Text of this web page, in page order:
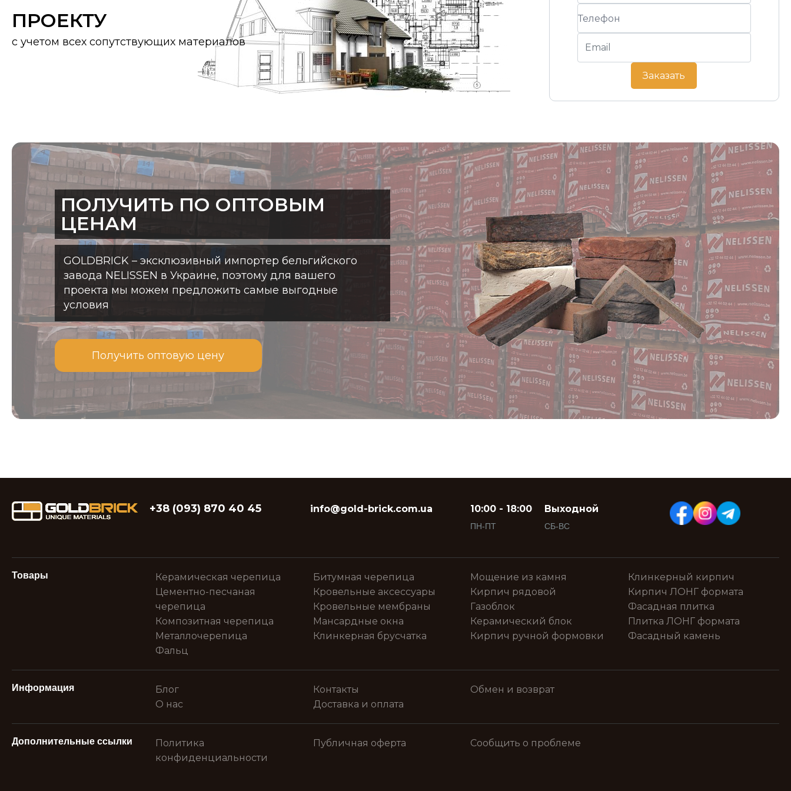
ПРОЕКТУ
с учетом всех сопутствующих материалов
Заказать
ПОЛУЧИТЬ ПО ОПТОВЫМ
ЦЕНАМ
GOLDBRICK – эксклюзивный импортер бельгийского
завода NELISSEN в Украине, поэтому для вашего
проекта мы можем предложить самые выгодные
условия
Получить оптовую цену
+38 (093) 870 40 45 info@gold-brick.com.ua 10:00 - 18:00
ПН-ПТ
Выходной
СБ-ВС
Товары
Керамическая черепица
Цементно-песчаная
черепица
Композитная черепица
Металлочерепица
Фальц
Битумная черепица
Кровельные аксессуары
Кровельные мембраны
Мансардные окна
Клинкерная брусчатка
Мощение из камня
Кирпич рядовой
Газоблок
Керамический блок
Кирпич ручной формовки
Клинкерный кирпич
Кирпич ЛОНГ формата
Фасадная плитка
Плитка ЛОНГ формата
Фасадный камень
Информация
Блог
О нас
Контакты
Доставка и оплата
Обмен и возврат
Дополнительные ссылки
Политика
конфиденциальности
Публичная оферта Сообщить о проблеме